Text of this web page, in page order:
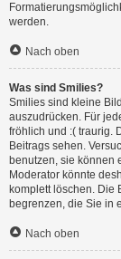
werden.
Nach oben
Was sind Smilies?
Smilies sind kleine
auszudrücken. Für
fröhlich und :( traurig.
Beitrags sehen.
benutzen, sie können
Moderator könnte
komplett löschen. Die
begrenzen, die Sie in
Nach oben